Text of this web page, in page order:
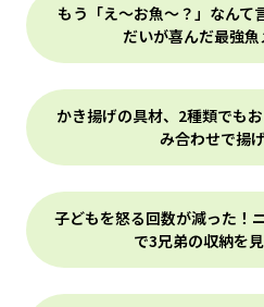
もう「え～お魚～？」なんて
だいが喜んだ最強
かき揚げの具材、2種類でも
み合わせで揚
子どもを怒る回数が減った！
で3兄弟の収納を